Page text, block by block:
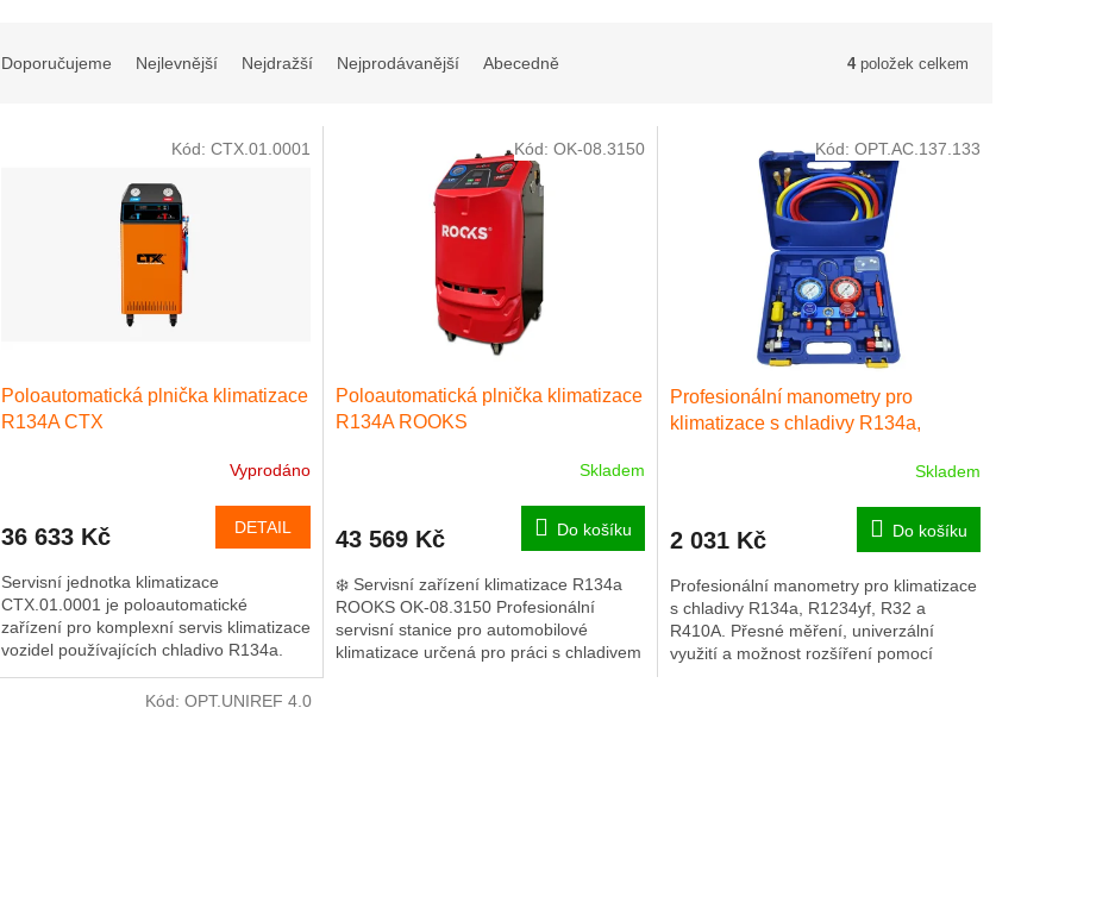
Doporučujeme Nejlevnější Nejdražší Nejprodávanější Abecedně 4položek celkem
Poloautomatická plnička klimatizace
R134A CTX
Vyprodáno
36 633 Kč DETAIL
Servisní jednotka klimatizace
CTX.01.0001 je poloautomatické
zařízení pro komplexní servis klimatizace
vozidel používajících chladivo R134a.
Kód: CTX.01.0001
Poloautomatická plnička klimatizace
R134A ROOKS
Skladem
43 569 Kč Do košíku
❄️ Servisní zařízení klimatizace R134a
ROOKS OK-08.3150 Profesionální
servisní stanice pro automobilové
klimatizace určená pro práci s chladivem
Kód: OK-08.3150
Profesionální manometry pro
klimatizace s chladivy R134a,
Skladem
2 031 Kč Do košíku
Profesionální manometry pro klimatizace
s chladivy R134a, R1234yf, R32 a
R410A. Přesné měření, univerzální
využití a možnost rozšíření pomocí
Kód: OPT.AC.137.133
Kód: OPT.UNIREF 4.0